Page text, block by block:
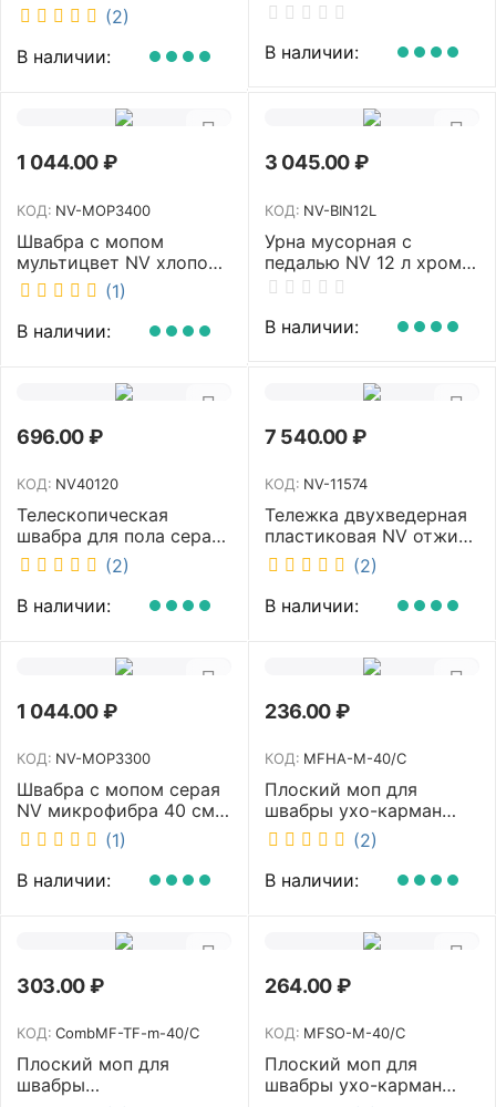
аромат Queen DSR
7381-2
(2)
В наличии:
белый MJ1 NV
В наличии:
1 044.00₽
КОД: NV-MOP3400
Швабра с мопом
мультицвет NV хлопок
40 см NV-MOP3400
(1)
В наличии:
3 045.00₽
КОД: NV-BIN12L
Урна мусорная с
педалью NV 12 л хром
NV-BIN12L
В наличии:
696.00₽
КОД: NV40120
Телескопическая
швабра для пола серая
NV микрофибра 42 см
NV40120
(2)
В наличии:
7 540.00₽
КОД: NV-11574
Тележка двухведерная
пластиковая NV отжим
2х23л NV-11574
(2)
В наличии:
1 044.00₽
КОД: NV-MOP3300
Швабра с мопом серая
NV микрофибра 40 см
NV-MOP3300
(1)
В наличии:
236.00₽
КОД: MFHA-M-40/C
Плоский моп для
швабры ухо-карман
белый 40 см NV MFHA-
M-40/C
(2)
В наличии:
303.00₽
КОД: CombMF-TF-m-40/C
Плоский моп для
швабры
264.00₽
КОД: MFSO-M-40/C
Плоский моп для
швабры ухо-карман